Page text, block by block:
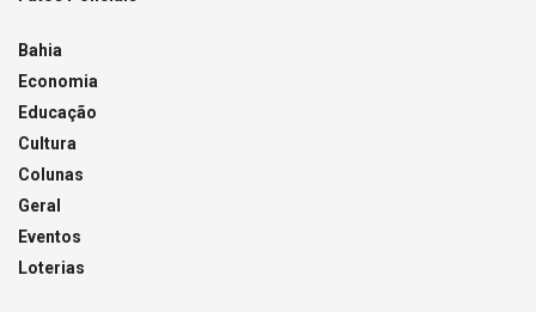
Bahia
Economia
Educação
Cultura
Colunas
Geral
Eventos
Loterias